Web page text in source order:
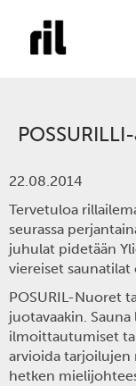
22.08.2014
Tervetuloa
seurassa
juhulat pidetään
viereiset
POSURIL-Nuoret
juotavaakin.
ilmoittautumiset
arvioida tarjoilujen
hetken